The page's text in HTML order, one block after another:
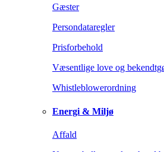
Gæster
Persondataregler
Prisforbehold
Væsentlige love og
Whistleblowerordning
Energi & Miljø
Affald